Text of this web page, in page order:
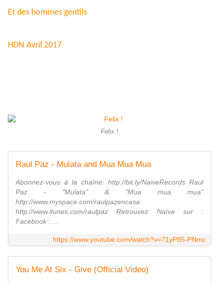
Et des hommes gentils
HDN Avril 2017
Felix !
Raul Paz - Mulata and Mua Mua Mua
Abonnez-vous à la chaîne: http://bit.ly/NaiveRecords Raul
Paz - "Mulata" & "Mua mua mua"
http://www.myspace.com/raulpazencasa
http://www.itunes.com/raulpaz Retrouvez Naïve sur :
Facebook : ...
https://www.youtube.com/watch?v=71yP85-PNmc
You Me At Six - Give (Official Video)